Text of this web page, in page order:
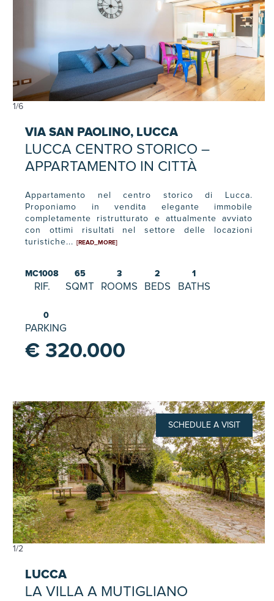
1/6
VIA SAN PAOLINO, LUCCA
LUCCA CENTRO STORICO –
APPARTAMENTO IN CITTÀ
Appartamento nel centro storico di Lucca.
Proponiamo in vendita elegante immobile
completamente ristrutturato e attualmente avviato
con ottimi risultati nel settore delle locazioni
turistiche...
[READ_MORE]
MC1008
RIF.
65
SQMT
3
ROOMS
2
BEDS
1
BATHS
0
PARKING
€ 320.000
SCHEDULE A VISIT
1/2
LUCCA
LA VILLA A MUTIGLIANO